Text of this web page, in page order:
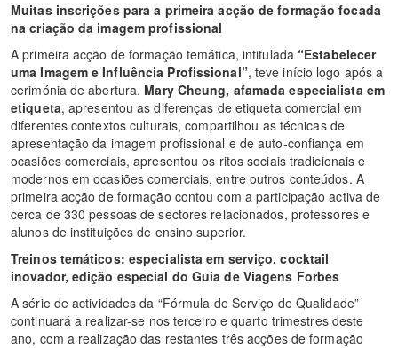
Muitas inscrições para a primeira acção de formação focada
na criação da imagem profissional
A primeira acção de formação temática, intitulada “Estabelecer
uma Imagem e Influência Profissional”, teve início logo após a
cerimónia de abertura. Mary Cheung, afamada especialista em
etiqueta, apresentou as diferenças de etiqueta comercial em
diferentes contextos culturais, compartilhou as técnicas de
apresentação da imagem profissional e de auto-confiança em
ocasiões comerciais, apresentou os ritos sociais tradicionais e
modernos em ocasiões comerciais, entre outros conteúdos. A
primeira acção de formação contou com a participação activa de
cerca de 330 pessoas de sectores relacionados, professores e
alunos de instituições de ensino superior.
Treinos temáticos: especialista em serviço, cocktail
inovador, edição especial do Guia de Viagens Forbes
A série de actividades da “Fórmula de Serviço de Qualidade”
continuará a realizar-se nos terceiro e quarto trimestres deste
ano, com a realização das restantes três acções de formação